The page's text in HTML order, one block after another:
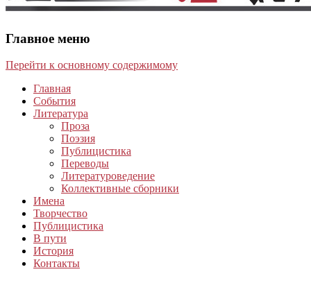
Главное меню
Перейти к основному содержимому
Главная
События
Литература
Проза
Поэзия
Публицистика
Переводы
Литературоведение
Коллективные сборники
Имена
Творчество
Публицистика
В пути
История
Контакты